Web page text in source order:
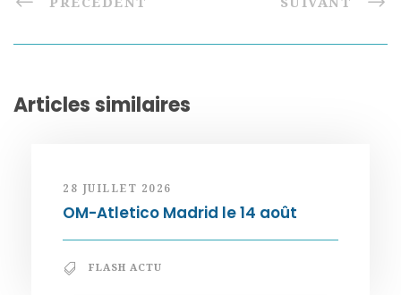
Articles similaires
28 JUILLET 2026
OM-Atletico Madrid le 14 août
FLASH ACTU